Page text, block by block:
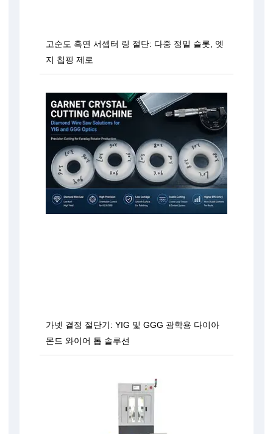
고순도 흑연 서셉터 링 절단: 다중 정밀 슬롯, 엣
지 칩핑 제로
가넷 결정 절단기: YIG 및 GGG 광학용 다이아
몬드 와이어 톱 솔루션